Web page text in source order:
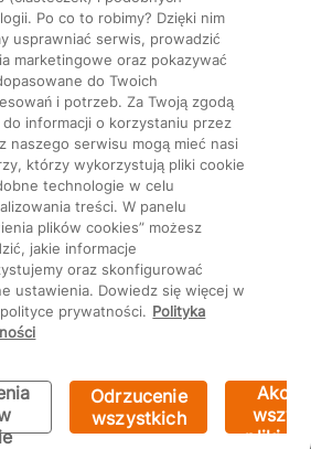
Po co to robimy? Dzięki nim
usprawniać serwis, prowadzić
marketingowe oraz pokazywać
do Twoich
i potrzeb. Za Twoją zgodą
informacji o korzystaniu przez
naszego serwisu mogą mieć nasi
którzy wykorzystują pliki cookie
technologie w celu
treści. W panelu
plików cookies” możesz
jakie informacje
oraz skonfigurować
ustawienia. Dowiedz się więcej w
prywatności. Polityka
Odrzucenie
wszystkich
pliki